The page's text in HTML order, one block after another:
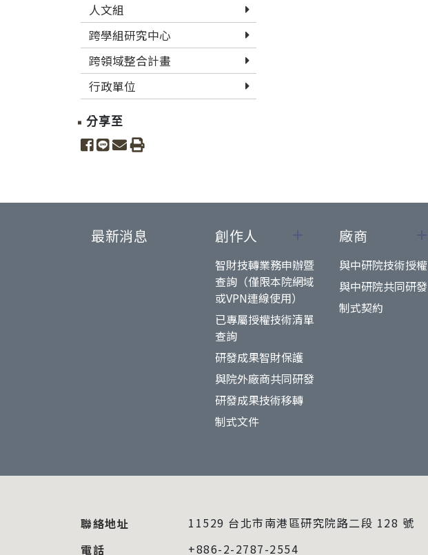
人文組
跨學組研究中心
跨領域整合計畫
行政單位
分享至
share to facebook
share to line
share to email
print
最新消息 創作人
智財技轉業務申辦暨
查詢（僅限本院網域
或VPN連線使用）
已專屬授權技術清單
查詢
研發成果智財保護
與院外廠商共同研發
研發成果技術移轉
制式文件
廠商
與中研院技術授權
與中研院共同研發
制式契約
聯絡地址
11529 台北市南港區研究院路二段 128 號
電話
+886-2-2787-2554